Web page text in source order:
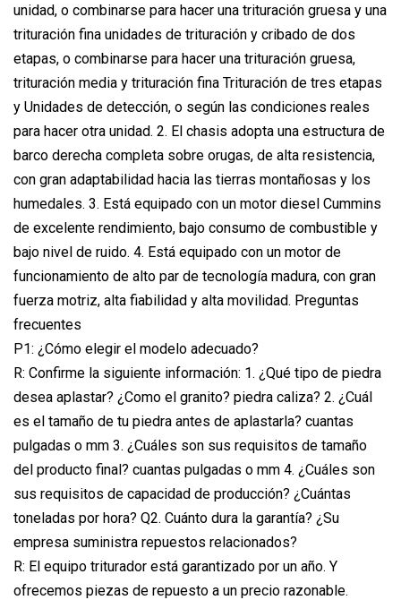
unidad, o combinarse para hacer una trituración gruesa y una
trituración fina unidades de trituración y cribado de dos
etapas, o combinarse para hacer una trituración gruesa,
trituración media y trituración fina Trituración de tres etapas
y Unidades de detección, o según las condiciones reales
para hacer otra unidad. 2. El chasis adopta una estructura de
barco derecha completa sobre orugas, de alta resistencia,
con gran adaptabilidad hacia las tierras montañosas y los
humedales. 3. Está equipado con un motor diesel Cummins
de excelente rendimiento, bajo consumo de combustible y
bajo nivel de ruido. 4. Está equipado con un motor de
funcionamiento de alto par de tecnología madura, con gran
fuerza motriz, alta fiabilidad y alta movilidad. Preguntas
frecuentes
P1: ¿Cómo elegir el modelo adecuado?
R: Confirme la siguiente información: 1. ¿Qué tipo de piedra
desea aplastar? ¿Como el granito? piedra caliza? 2. ¿Cuál
es el tamaño de tu piedra antes de aplastarla? cuantas
pulgadas o mm 3. ¿Cuáles son sus requisitos de tamaño
del producto final? cuantas pulgadas o mm 4. ¿Cuáles son
sus requisitos de capacidad de producción? ¿Cuántas
toneladas por hora? Q2. Cuánto dura la garantía? ¿Su
empresa suministra repuestos relacionados?
R: El equipo triturador está garantizado por un año. Y
ofrecemos piezas de repuesto a un precio razonable.